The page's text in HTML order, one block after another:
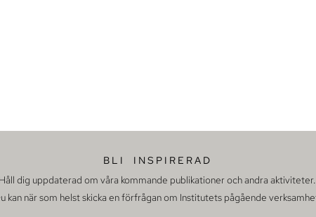
BLI INSPIRERAD
dig uppdaterad om våra kommande publikationer och andra aktiviteter.
kan när som helst skicka en förfrågan om Institutets pågående